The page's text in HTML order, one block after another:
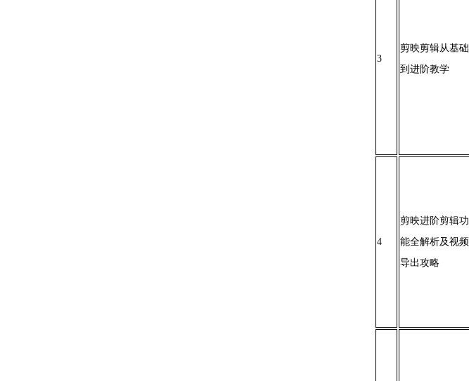
3
剪映剪辑从基础
到进阶教学
4
剪映进阶剪辑功
能全解析及视频
导出攻略